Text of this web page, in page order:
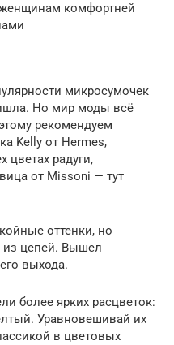
комфортней
микросумочек
Но мир моды всё
рекомендуем
Kelly от Hermes,
цветах радуги,
от Missoni — тут
оттенки, но
цепей. Вышел
выхода.
более ярких расцветок:
Уравновешивай их
в цветовых